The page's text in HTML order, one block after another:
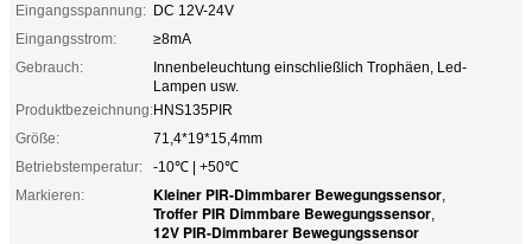
Eingangsspannung: DC 12V-24V
Eingangsstrom:
≥8mA
Gebrauch:
Innenbeleuchtung einschließlich Trophäen, Led-
Lampen usw.
Produktbezeichnung:HNS135PIR
Größe:
71,4*19*15,4mm
Betriebstemperatur:
-10℃ | +50℃
Markieren:
Kleiner PIR-Dimmbarer Bewegungssensor,
Troffer PIR Dimmbare Bewegungssensor,
12V PIR-Dimmbarer Bewegungssensor